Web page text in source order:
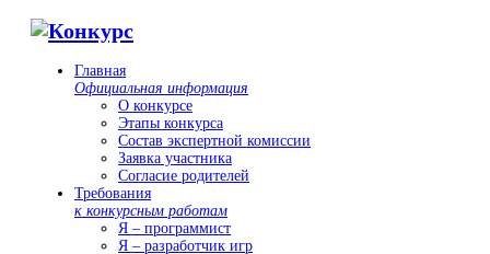
Главная
Официальная информация
О конкурсе
Этапы конкурса
Состав экспертной комиссии
Заявка участника
Согласие родителей
Требования
к конкурсным работам
Я – программист
Я – разработчик игр